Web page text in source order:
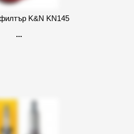
K&N KN145